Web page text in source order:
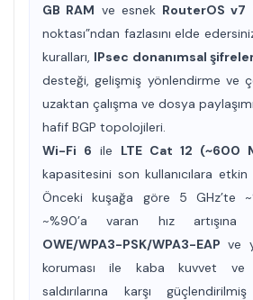
GB RAM ve esnek RouterOS v7
noktası”ndan fazlasını elde
kuralları, IPsec donanımsal
desteği, gelişmiş yönlendirme ve
uzaktan çalışma ve dosya
hafif BGP topolojileri.
Wi-Fi 6 ile LTE Cat 12 (~600
kapasitesini son kullanıcılara etkin
Önceki kuşağa göre 5 GHz’te
~%90’a varan hız artışına
OWE/WPA3-PSK/WPA3-EAP ve
koruması ile kaba kuvvet ve
saldırılarına karşı